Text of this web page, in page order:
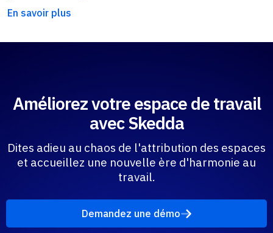
En savoir plus
Améliorez votre espace de travail
avec Skedda
Dites adieu au chaos de l'attribution des espaces
et accueillez une nouvelle ère d'harmonie au
travail.
Demandez une démo